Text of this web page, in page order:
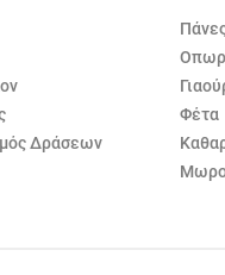
Δράσεων
Φέτα